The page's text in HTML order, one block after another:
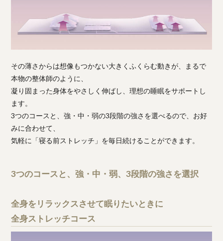
その薄さからは想像もつかない大きくふくらむ動きが、まるで
本物の整体師のように、
凝り固まった身体をやさしく伸ばし、理想の睡眠をサポートし
ます。
3つのコースと、強・中・弱の3段階の強さを選べるので、お好
みに合わせて、
気軽に「寝る前ストレッチ」を毎日続けることができます。
3つのコースと、強・中・弱、3段階の強さを選択
全身をリラックスさせて眠りたいときに
全身ストレッチコース